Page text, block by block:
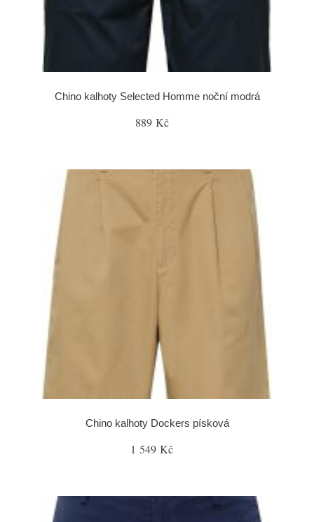
Chino kalhoty Selected Homme noční modrá
889 Kč
Chino kalhoty Dockers písková
1 549 Kč